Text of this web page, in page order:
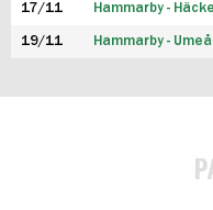
17/11 Hammarby -
19/11 Hammarby -